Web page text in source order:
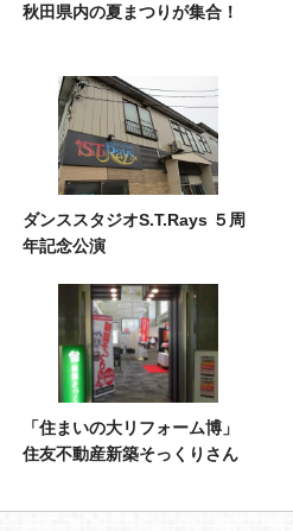
秋田県内の夏まつりが集合！
ダンススタジオS.T.Rays ５周
年記念公演
「住まいの大リフォーム博」
住友不動産新築そっくりさん